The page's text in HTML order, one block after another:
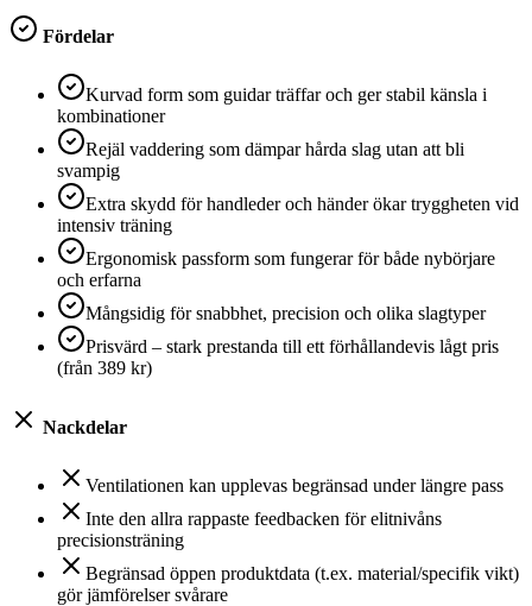
Fördelar
Kurvad form som guidar träffar och ger stabil känsla i
kombinationer
Rejäl vaddering som dämpar hårda slag utan att bli
svampig
Extra skydd för handleder och händer ökar tryggheten vid
intensiv träning
Ergonomisk passform som fungerar för både nybörjare
och erfarna
Mångsidig för snabbhet, precision och olika slagtyper
Prisvärd – stark prestanda till ett förhållandevis lågt pris
(från 389 kr)
Nackdelar
Ventilationen kan upplevas begränsad under längre pass
Inte den allra rappaste feedbacken för elitnivåns
precisionsträning
Begränsad öppen produktdata (t.ex. material/specifik vikt)
gör jämförelser svårare